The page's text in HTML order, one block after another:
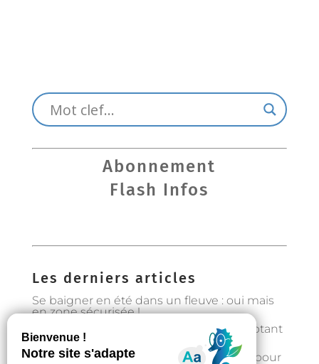
Abonnement
Flash Infos
Les derniers articles
Se baigner en été dans un fleuve : oui mais
en zone sécurisée !
Préservons la forêt en Occitanie en adoptant
les bons gestes
Gestion de l’eau : état d’alerte hydrique pour